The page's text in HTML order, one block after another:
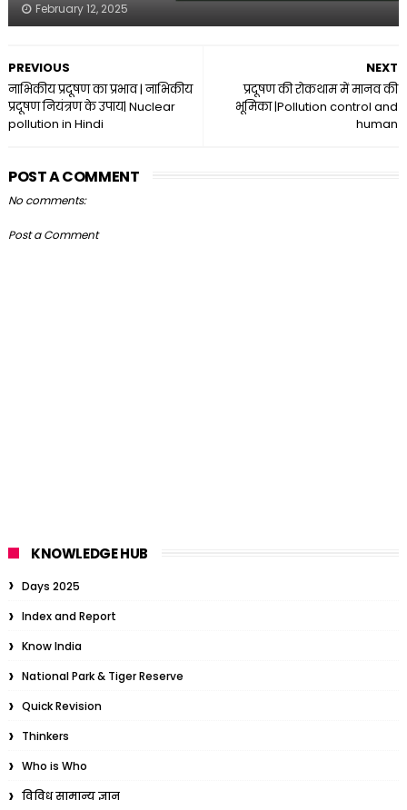
February 12, 2025
NEXT
प्रदूषण की रोकथाम में मानव की
भूमिका |Pollution control and
human
PREVIOUS
नाभिकीय प्रदूषण का प्रभाव | नाभिकीय
प्रदूषण नियंत्रण के उपाय| Nuclear
pollution in Hindi
POST A COMMENT
No comments:
Post a Comment
KNOWLEDGE HUB
Days 2025
Index and Report
Know India
National Park & Tiger Reserve
Quick Revision
Thinkers
Who is Who
विविध सामान्य ज्ञान